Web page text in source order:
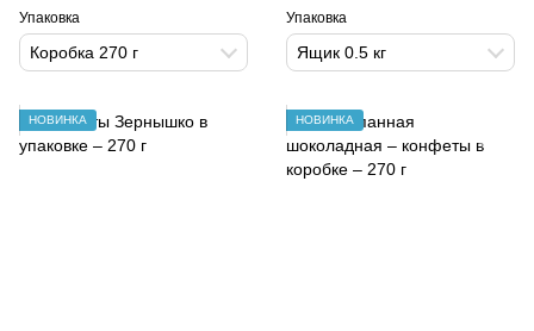
Упаковка
Коробка 270 г
Упаковка
Ящик 0.5 кг
НОВИНКА НОВИНКА